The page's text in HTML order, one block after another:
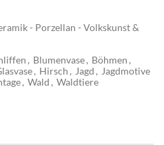
- Porzellan - Volkskunst &
, Blumenvase, Böhmen ,
, Hirsch , Jagd , Jagdmotive
, Wald , Waldtiere